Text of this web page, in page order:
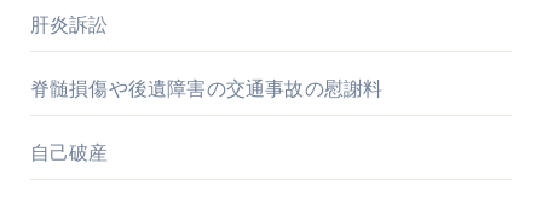
肝炎訴訟
脊髄損傷や後遺障害の交通事故の慰謝料
自己破産